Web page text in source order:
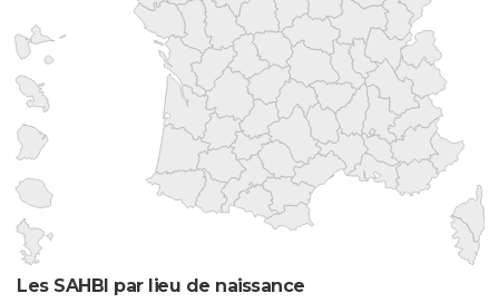
Les SAHBI par lieu de naissance